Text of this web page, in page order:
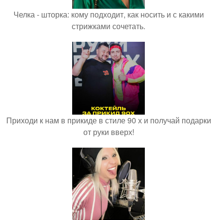
Челка - шторка: кому подходит, как носить и с какими
стрижками сочетать.
Приходи к нам в прикиде в стиле 90 х и получай подарки
от руки вверх!